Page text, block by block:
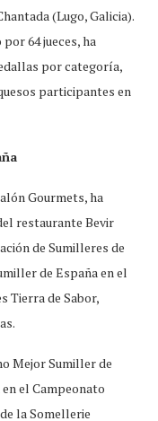
(Lugo, Galicia).
64 jueces, ha
por categoría,
participantes en
Gourmets, ha
restaurante Bevir
de Sumilleres de
de España en el
Tierra de Sabor,
Mejor Sumiller de
el Campeonato
la Somellerie